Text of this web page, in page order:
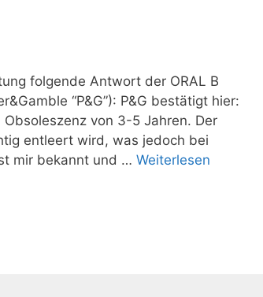
folgende Antwort der ORAL B
“P&G”): P&G bestätigt hier:
von 3-5 Jahren. Der
entleert wird, was jedoch bei
mir bekannt und … Weiterlesen